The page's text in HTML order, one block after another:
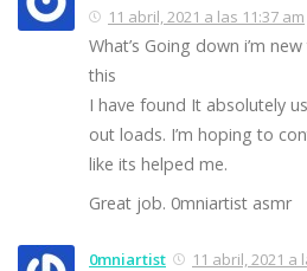
11 abril, 2021 a las 11:37 am
What’s Going down i’m
this
I have found It absolutely
out loads. I’m hoping to
like its helped me.
Great job. 0mniartist asmr
0mniartist 11 abril, 2021 a